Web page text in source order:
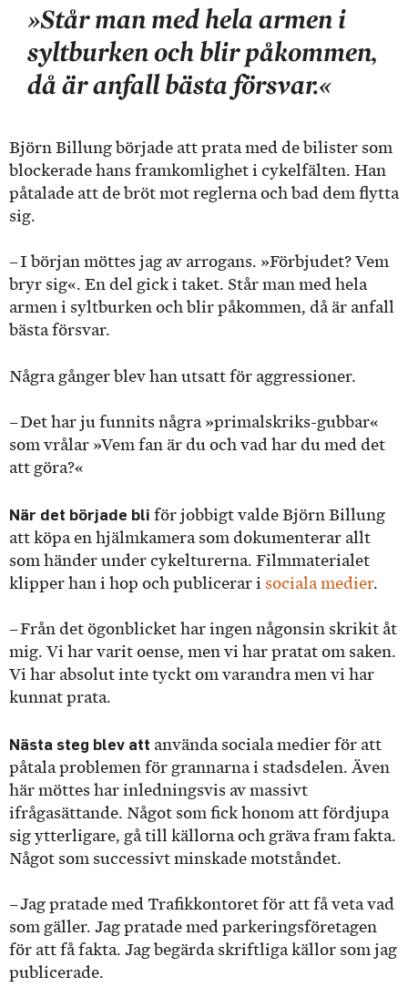
»Står man med hela armen i
syltburken och blir påkommen,
då är anfall bästa försvar.«
Björn Billung började att prata med de bilister som
blockerade hans framkomlighet i cykelfälten. Han
påtalade att de bröt mot reglerna och bad dem flytta
sig.
– I början möttes jag av arrogans. »Förbjudet? Vem
bryr sig«. En del gick i taket. Står man med hela
armen i syltburken och blir påkommen, då är anfall
bästa försvar.
Några gånger blev han utsatt för aggressioner.
– Det har ju funnits några »primal­skriks-gubbar«
som vrålar »Vem fan är du och vad har du med det
att göra?«
När det började bli för jobbigt valde Björn Billung
att köpa en hjälmkamera som dokumenterar allt
som händer under cykelturerna. Filmmaterialet
klipper han i hop och publicerar i sociala medier.
– Från det ögonblicket har ingen någonsin skrikit åt
mig. Vi har varit oense, men vi har pratat om saken.
Vi har absolut inte tyckt om varandra men vi har
kunnat prata.
Nästa steg blev att använda sociala medier för att
påtala problemen för grannarna i stadsdelen. Även
här möttes har inledningsvis av massivt
ifrågasättande. Något som fick honom att fördjupa
sig ytterligare, gå till källorna och gräva fram fakta.
Något som successivt minskade motståndet.
– Jag pratade med Trafikkontoret för att få veta vad
som gäller. Jag pratade med parkeringsföretagen
för att få fakta. Jag begärda skriftliga källor som jag
publicerade.